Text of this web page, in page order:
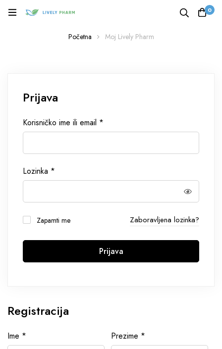
0
Početna Moj Lively Pharm
Prijava
Korisničko ime ili email *
Lozinka *
Zapamti me Zaboravljena lozinka?
Prijava
Registracija
Ime * Prezime *